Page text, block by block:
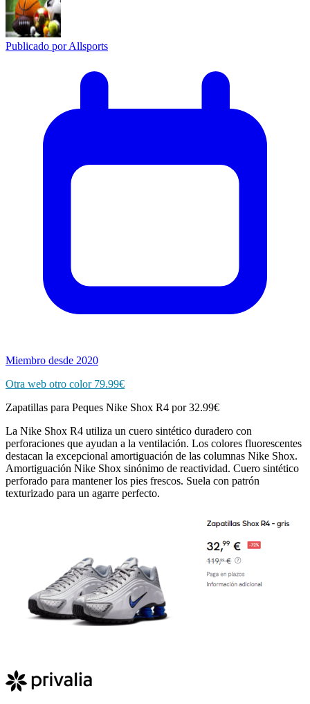
Publicado porAllsports
Miembro desde 2020
Otra web otro color 79.99€
Zapatillas para Peques Nike Shox R4 por 32.99€
La Nike Shox R4 utiliza un cuero sintético duradero con
perforaciones que ayudan a la ventilación. Los colores fluorescentes
destacan la excepcional amortiguación de las columnas Nike Shox.
Amortiguación Nike Shox sinónimo de reactividad. Cuero sintético
perforado para mantener los pies frescos. Suela con patrón
texturizado para un agarre perfecto.